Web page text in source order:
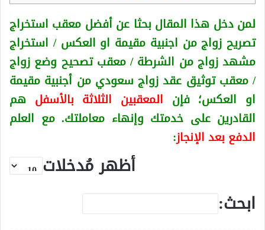
لمن دخل هذا المقال بحثا عن أفضل معقب استخراج
تصريح زواج من اجنبية مقيمة او العكس/ استخراج
مشهد زواج من الشرطة / معقب تصحيح وضع زواج
/ معقب توثيق عقد زواج سعودي من أجنبية مقيمة
او العكس؛ فإن المعقبين الثلاثة بالأسفل هم
القادرين على خدمتك وإنهاء معاملتك. مع العلم
الدفع بعد الإنجاز:
أظهر مُدخلات
ابحث: